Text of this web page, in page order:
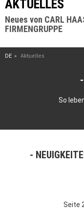
AKTUELLES
Neues von CARL
FIRMENGRUPPE
DE Aktuelles
So
Seite